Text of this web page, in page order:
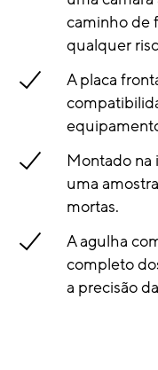
caminho de
qualquer
A placa
Montado na
uma
mortas.
A agulha
completo
a precisão